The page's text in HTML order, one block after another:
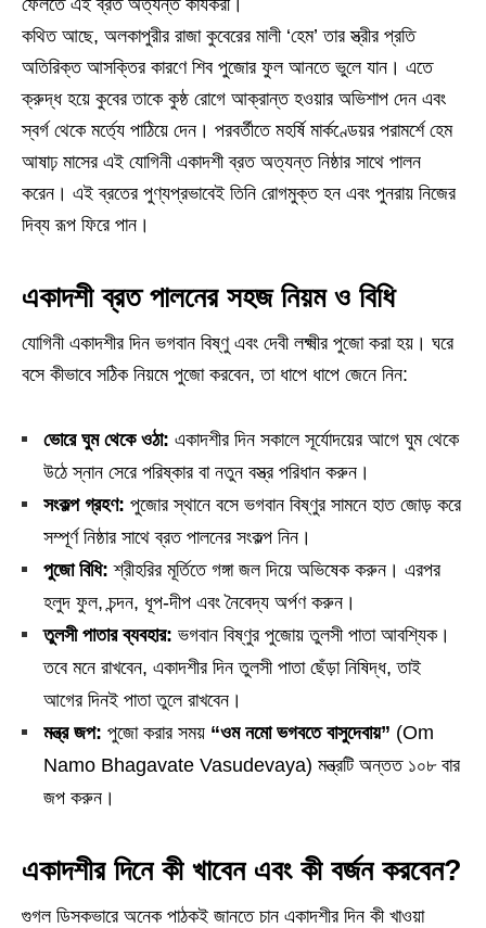
ফেলতে এই ব্রত অত্যন্ত কার্যকরী।
কথিত আছে, অলকাপুরীর রাজা কুবেরের মালী ‘হেম’ তার স্ত্রীর প্রতি
অতিরিক্ত আসক্তির কারণে শিব পুজোর ফুল আনতে ভুলে যান। এতে
ক্রুদ্ধ হয়ে কুবের তাকে কুষ্ঠ রোগে আক্রান্ত হওয়ার অভিশাপ দেন এবং
স্বর্গ থেকে মর্ত্যে পাঠিয়ে দেন। পরবর্তীতে মহর্ষি মার্কণ্ডেয়র পরামর্শে হেম
আষাঢ় মাসের এই যোগিনী একাদশী ব্রত অত্যন্ত নিষ্ঠার সাথে পালন
করেন। এই ব্রতের পুণ্যপ্রভাবেই তিনি রোগমুক্ত হন এবং পুনরায় নিজের
দিব্য রূপ ফিরে পান।
একাদশী ব্রত পালনের সহজ নিয়ম ও বিধি
যোগিনী একাদশীর দিন ভগবান বিষ্ণু এবং দেবী লক্ষ্মীর পুজো করা হয়। ঘরে
বসে কীভাবে সঠিক নিয়মে পুজো করবেন, তা ধাপে ধাপে জেনে নিন:
ভোরে ঘুম থেকে ওঠা: একাদশীর দিন সকালে সূর্যোদয়ের আগে ঘুম থেকে
উঠে স্নান সেরে পরিষ্কার বা নতুন বস্ত্র পরিধান করুন।
সংকল্প গ্রহণ: পুজোর স্থানে বসে ভগবান বিষ্ণুর সামনে হাত জোড় করে
সম্পূর্ণ নিষ্ঠার সাথে ব্রত পালনের সংকল্প নিন।
পুজো বিধি: শ্রীহরির মূর্তিতে গঙ্গা জল দিয়ে অভিষেক করুন। এরপর
হলুদ ফুল, চন্দন, ধূপ-দীপ এবং নৈবেদ্য অর্পণ করুন।
তুলসী পাতার ব্যবহার: ভগবান বিষ্ণুর পুজোয় তুলসী পাতা আবশ্যিক।
তবে মনে রাখবেন, একাদশীর দিন তুলসী পাতা ছেঁড়া নিষিদ্ধ, তাই
আগের দিনই পাতা তুলে রাখবেন।
মন্ত্র জপ: পুজো করার সময় “ওম নমো ভগবতে বাসুদেবায়” (Om
Namo Bhagavate Vasudevaya) মন্ত্রটি অন্তত ১০৮ বার
জপ করুন।
একাদশীর দিনে কী খাবেন এবং কী বর্জন করবেন?
গুগল ডিসকভারে অনেক পাঠকই জানতে চান একাদশীর দিন কী খাওয়া